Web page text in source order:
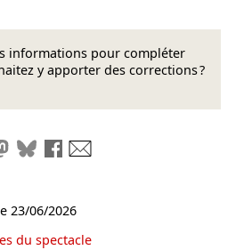
informations pour compléter
y apporter des corrections ?
le liensur LinkedIn
Partager sur Mastodon
Partager sur Bluesky
Partager sur Facebook
23/06/2026
du spectacle